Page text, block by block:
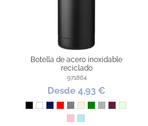
Botella de acero inoxidable
reciclado
971864
Desde 4,93 €
NegroBlanco
Marino
RojoGrisBeigeVerde
PlataBurdeos
Verde
Rosa Pastel
Azul Pastel